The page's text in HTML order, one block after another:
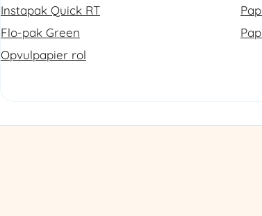
Instapak Quick RT
Flo-pak Green
Opvulpapier rol